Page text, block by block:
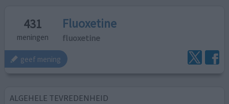
431
meningen
Fluoxetine
fluoxetine
geef mening
ALGEHELE TEVREDENHEID